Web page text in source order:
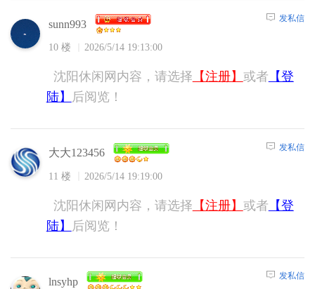
sunn993
10 楼 2026/5/14 19:13:00
发私信
沈阳休闲网内容，请选择 【注册】 或者 【登
陆】
后阅览！
大大123456
11 楼 2026/5/14 19:19:00
发私信
沈阳休闲网内容，请选择 【注册】 或者 【登
陆】
后阅览！
lnsyhp 发私信